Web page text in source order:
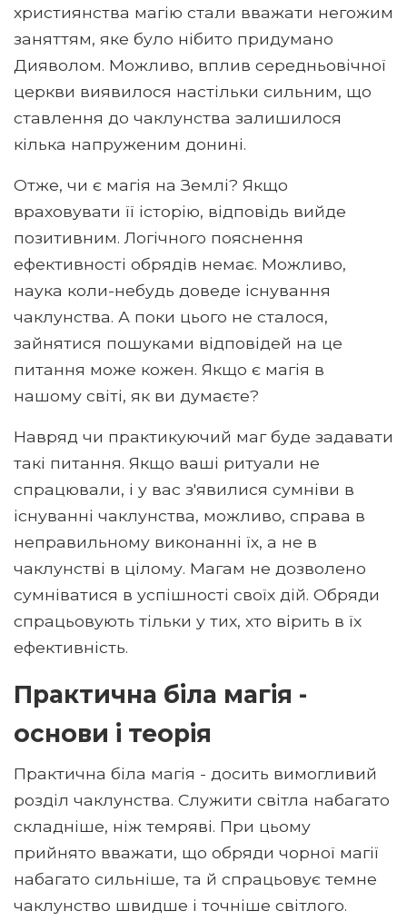
християнства магію стали вважати негожим
заняттям, яке було нібито придумано
Дияволом. Можливо, вплив середньовічної
церкви виявилося настільки сильним, що
ставлення до чаклунства залишилося
кілька напруженим донині.
Отже, чи є магія на Землі? Якщо
враховувати її історію, відповідь вийде
позитивним. Логічного пояснення
ефективності обрядів немає. Можливо,
наука коли-небудь доведе існування
чаклунства. А поки цього не сталося,
зайнятися пошуками відповідей на це
питання може кожен. Якщо є магія в
нашому світі, як ви думаєте?
Навряд чи практикуючий маг буде задавати
такі питання. Якщо ваші ритуали не
спрацювали, і у вас з'явилися сумніви в
існуванні чаклунства, можливо, справа в
неправильному виконанні їх, а не в
чаклунстві в цілому. Магам не дозволено
сумніватися в успішності своїх дій. Обряди
спрацьовують тільки у тих, хто вірить в їх
ефективність.
Практична біла магія -
основи і теорія
Практична біла магія - досить вимогливий
розділ чаклунства. Служити світла набагато
складніше, ніж темряві. При цьому
прийнято вважати, що обряди чорної магії
набагато сильніше, та й спрацьовує темне
чаклунство швидше і точніше світлого.